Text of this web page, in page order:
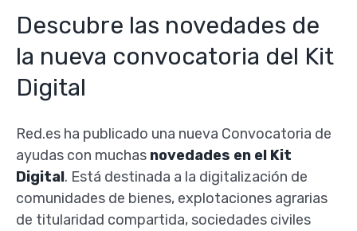
Descubre las novedades de
la nueva convocatoria del Kit
Digital
Red.es ha publicado una nueva Convocatoria de
ayudas con muchas novedades en el Kit
Digital. Está destinada a la digitalización de
comunidades de bienes, explotaciones agrarias
de titularidad compartida, sociedades civiles